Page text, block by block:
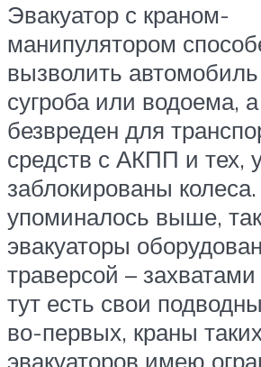
Эвакуатор с краном-
манипулятором
вызволить автомобиль
сугроба или водоема,
безвреден для
средств с АКПП и тех,
заблокированы
упоминалось выше,
эвакуаторы
траверсой –
тут есть свои
во-первых, краны
эвакуаторов имею